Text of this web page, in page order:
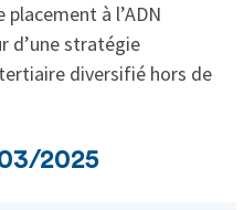
à l’ADN
d’une stratégie
diversifié hors de
2025